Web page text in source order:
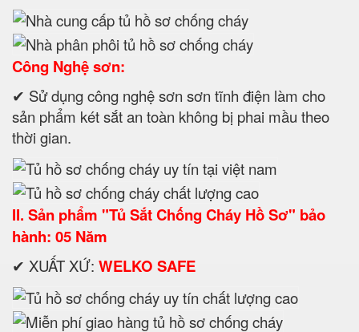
Công Nghệ sơn:
✔ Sử dụng công nghệ sơn sơn tĩnh điện làm cho
sản phẩm két sắt an toàn không bị phai mầu theo
thời gian.
II. Sản phẩm "Tủ Sắt Chống Cháy Hồ Sơ" bảo
hành: 05 Năm
✔ XUẤT XỨ: WELKO SAFE